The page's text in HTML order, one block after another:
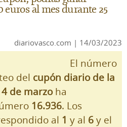
al mes durante 25
diariovasco.com | 14/03/2023
El número
del cupón diario de la
de marzoha
16.936. Los
al 1 y al 6y el